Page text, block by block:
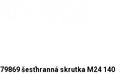
šesťhranná skrutka M24 140